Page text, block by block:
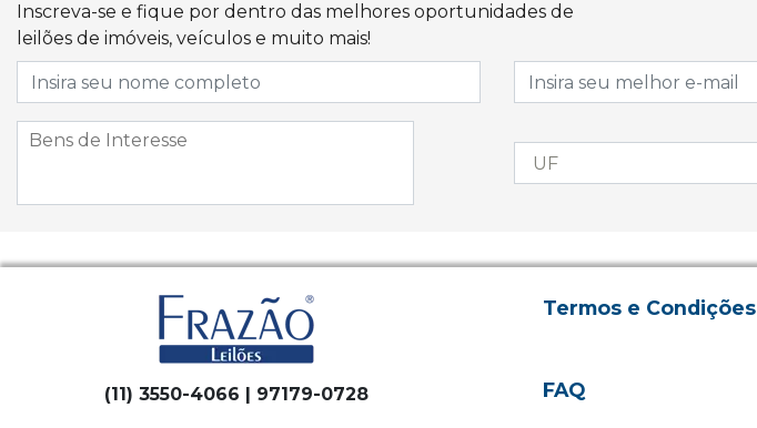
Inscreva-se e fique por dentro das melhores oportunidades de
leilões de imóveis, veículos e muito mais!
(11) 3550-4066 | 97179-0728
Termos e Condições
FAQ